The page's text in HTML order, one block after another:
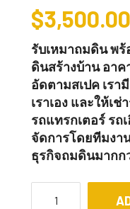
$3,500.00
รับเหมาถมดิน พ
ดินสร้างบ้าน อาค
อัดตามสเปค เรา
เราเอง และให้เ
รถแทรกเตอร์ รถ
จัดการโดยทีมงา
ธุรกิจถมดินมากก